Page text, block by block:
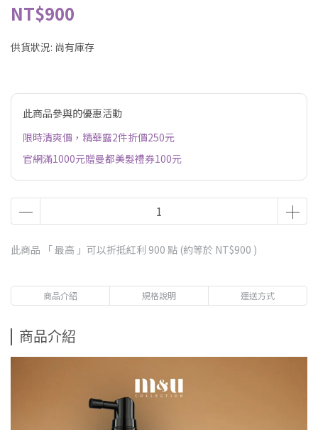
NT$900
供貨狀況: 尚有庫存
此商品參與的優惠活動
限時清爽價，精華露2件折價250元
官網滿1000元贈曼都美髮禮券100元
此商品 「 最高 」可以折抵紅利 900 點 (約等於 NT$900 )
商品介紹 規格說明 運送方式
商品介紹